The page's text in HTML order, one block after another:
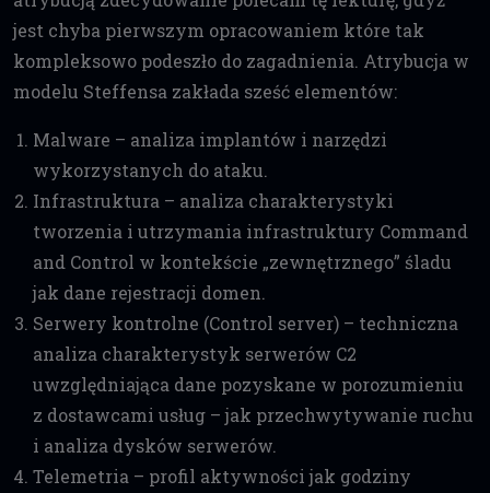
jest chyba pierwszym opracowaniem które tak
kompleksowo podeszło do zagadnienia. Atrybucja w
modelu Steffensa zakłada sześć elementów:
Malware – analiza implantów i narzędzi
wykorzystanych do ataku.
Infrastruktura – analiza charakterystyki
tworzenia i utrzymania infrastruktury Command
and Control w kontekście „zewnętrznego” śladu
jak dane rejestracji domen.
Serwery kontrolne (Control server) – techniczna
analiza charakterystyk serwerów C2
uwzględniająca dane pozyskane w porozumieniu
z dostawcami usług – jak przechwytywanie ruchu
i analiza dysków serwerów.
Telemetria – profil aktywności jak godziny